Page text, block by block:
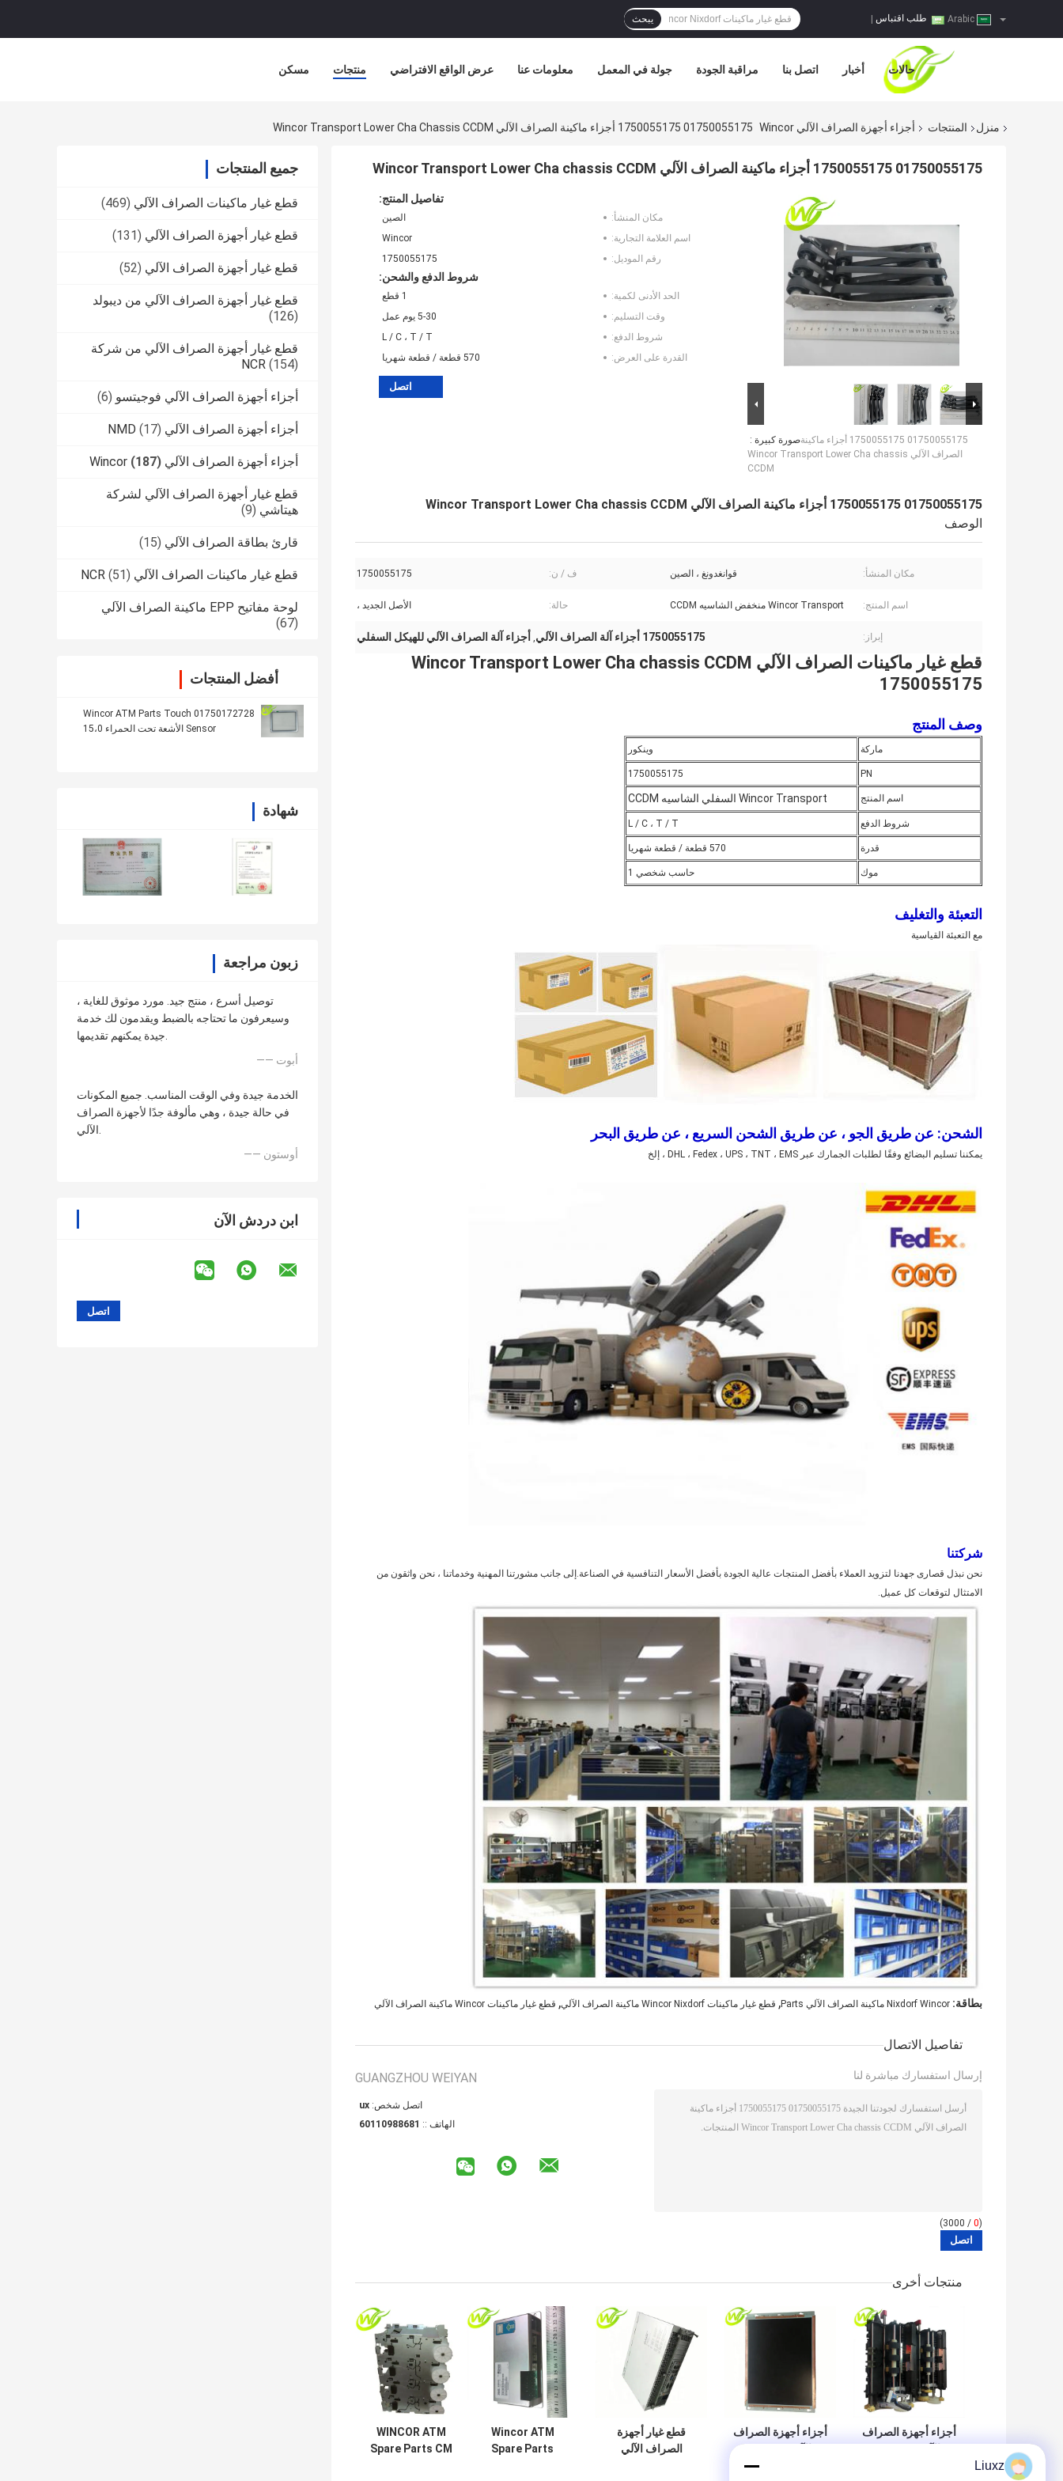
طلب اقتباس يبحث
مسكن منتجات عرض الواقع الافتراضي معلومات عنا جولة في المعمل مراقبة الجودة اتصل بنا أخبار حالات
منزل المنتجات أجزاء أجهزة الصراف الآلي Wincor 01750055175 1750055175 أجزاء ماكينة الصراف الآلي Wincor Transport Lower Cha Chassis CCDM
جميع المنتجات
قطع غيار ماكينات الصراف الآلي (469)
قطع غيار أجهزة الصراف الآلي (131)
قطع غيار أجهزة الصراف الآلي (52)
قطع غيار أجهزة الصراف الآلي من ديبولد
(126)
قطع غيار أجهزة الصراف الآلي من شركة
NCR (154)
أجزاء أجهزة الصراف الآلي فوجيتسو (6)
أجزاء أجهزة الصراف الآلي NMD (17)
أجزاء أجهزة الصراف الآلي Wincor (187)
قطع غيار أجهزة الصراف الآلي لشركة
هيتاشي (9)
قارئ بطاقة الصراف الآلي (15)
قطع غيار ماكينات الصراف الآلي NCR (51)
لوحة مفاتيح EPP ماكينة الصراف الآلي
(67)
أفضل المنتجات
01750172728 Wincor ATM Parts Touch
Sensor الأشعة تحت الحمراء 15،0
شهادة
زبون مراجعة
توصيل أسرع ، منتج جيد. مورد موثوق للغاية ،
وسيعرفون ما تحتاجه بالضبط ويقدمون لك خدمة
جيدة يمكنهم تقديمها.
—— أبوت
الخدمة جيدة وفي الوقت المناسب. جميع المكونات
في حالة جيدة ، وهي مألوفة جدًا لأجهزة الصراف
الآلي.
—— أوستون
ابن دردش الآن
01750055175 1750055175 أجزاء ماكينة الصراف الآلي Wincor Transport Lower Cha chassis CCDM
صورة كبيرة :01750055175 1750055175 أجزاء ماكينة
الصراف الآلي Wincor Transport Lower Cha chassis
CCDM
تفاصيل المنتج:
مكان المنشأ:
الصين
اسم العلامة التجارية:
Wincor
رقم الموديل:
1750055175
شروط الدفع والشحن:
الحد الأدنى لكمية:
1 قطع
وقت التسليم:
5-30 يوم عمل
شروط الدفع:
L / C ، T / T
القدرة على العرض:
570 قطعة / قطعة شهريا
اتصل
01750055175 1750055175 أجزاء ماكينة الصراف الآلي Wincor Transport Lower Cha chassis CCDM
الوصف
مكان المنشأ: قوانغدونغ ، الصين ف / ن: 1750055175
اسم المنتج: Wincor Transport منخفض الشاسيه CCDM حالة: الأصل الجديد ،
إبراز: 1750055175 أجزاء آلة الصراف الآلي , أجزاء آلة الصراف الآلي للهيكل السفلي
قطع غيار ماكينات الصراف الآلي Wincor Transport Lower Cha chassis CCDM
1750055175
وصف المنتج
ماركة وينكور
PN
1750055175
اسم المنتج Wincor Transport السفلي الشاسيه CCDM
شروط الدفع L / C ، T / T
قدرة 570 قطعة / قطعة شهريا
موك حاسب شخصي 1
التعبئة والتغليف
مع التعبئة القياسية
الشحن: عن طريق الجو ، عن طريق الشحن السريع ، عن طريق البحر
يمكننا تسليم البضائع وفقًا لطلبات الجمارك عبر DHL ، Fedex ، UPS ، TNT ، EMS ، إلخ
شركتنا
نحن نبذل قصارى جهدنا لتزويد العملاء بأفضل المنتجات عالية الجودة بأفضل الأسعار التنافسية في الصناعة.إلى جانب مشورتنا المهنية وخدماتنا ، نحن واثقون من
الامتثال لتوقعات كل عميل.
بطاقة: Nixdorf Wincor ماكينة الصراف الآلي Parts , قطع غيار ماكينات Wincor Nixdorf ماكينة الصراف الآلي , قطع غيار ماكينات Wincor ماكينة الصراف الآلي
تفاصيل الاتصال
GUANGZHOU WEIYAN
اتصل شخص: xu
الهاتف :: 18688901106
إرسال استفسارك مباشرة لنا
(
0
/ 3000)
منتجات أخرى
أجزاء أجهزة الصراف
أجزاء أجهزة الصراف
PC280 15 "TFT
قطع غيار أجهزة
الصراف الآلي
Wincor ATM
Spare Parts
WINCOR ATM
Spare Parts CM
Liuxz